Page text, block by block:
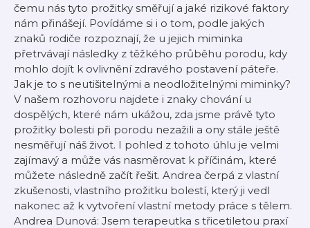
čemu nás tyto prožitky směřují a jaké rizikové faktory
nám přinášejí. Povídáme si i o tom, podle jakých
znaků rodiče rozpoznají, že u jejich miminka
přetrvávají následky z těžkého průběhu porodu, kdy
mohlo dojít k ovlivnění zdravého postavení páteře.
Jak je to s neutišitelnými a neodložitelnými miminky?
V našem rozhovoru najdete i znaky chování u
dospělých, které nám ukážou, zda jsme právě tyto
prožitky bolesti při porodu nezažili a ony stále ještě
nesměřují náš život. I pohled z tohoto úhlu je velmi
zajímavý a může vás nasměrovat k příčinám, které
můžete následně začít řešit. Andrea čerpá z vlastní
zkušenosti, vlastního prožitku bolestí, který ji vedl
nakonec až k vytvoření vlastní metody práce s tělem.
Andrea Dunová: Jsem terapeutka s třicetiletou praxí